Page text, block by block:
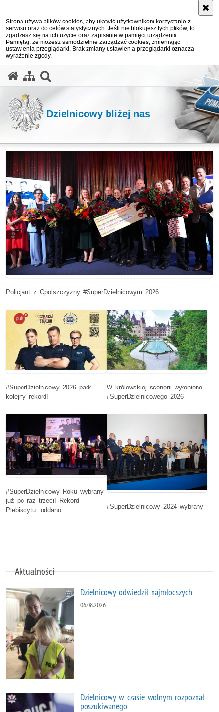
Strona używa plików cookies, aby ułatwić użytkownikom korzystanie z
serwisu oraz do celów statystycznych. Jeśli nie blokujesz tych plików, to
zgadzasz się na ich użycie oraz zapisanie w pamięci urządzenia.
Pamiętaj, że możesz samodzielnie zarządzać cookies, zmieniając
ustawienia przeglądarki. Brak zmiany ustawienia przeglądarki oznacza
wyrażenie zgody.
Dzielnicowy bliżej nas
Ważne informacje
Policjant z Opolszczyzny #SuperDzielnicowym 2026
#SuperDzielnicowy 2026 padł
kolejny rekord!
W królewskiej scenerii wyłoniono
#SuperDzielnicowego 2026
#SuperDzielnicowy Roku wybrany
już po raz trzeci! Rekord
Plebiscytu: oddano...
#SuperDzielnicowy 2024 wybrany
Aktualności
Dzielnicowy odwiedził najmłodszych
06.08.2026
Dzielnicowy w czasie wolnym rozpoznał
poszukiwanego